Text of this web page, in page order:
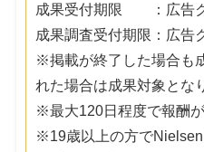
成果受付期限 ：広告ク
成果調査受付期限：広告
※掲載が終了した場合も
れた場合は成果対象とな
※最大120日程度で報酬が
※19歳以上の方で